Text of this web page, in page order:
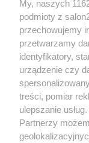
Kultura
X
My, naszych
podmioty z
przechowujemy
przetwarzamy
identyfikatory,
urządzenie czy
treści, pomiar
ulepszanie
Partnerzy